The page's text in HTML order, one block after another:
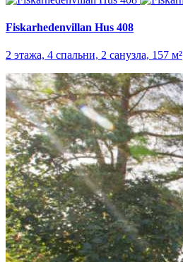
Fiskarhedenvillan Hus 408
2 этажа, 4 спальни, 2 санузла, 157 м²